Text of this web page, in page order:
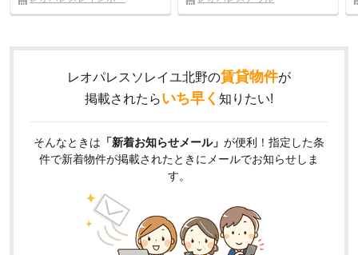
レオパレスソレイユ北野の賃貸物件が
掲載されたらいち早く 知りたい!
そんなときは 「新着お知らせメール」 が便利！指定した条
件で新着物件が掲載されたときにメールでお知らせしま
す。